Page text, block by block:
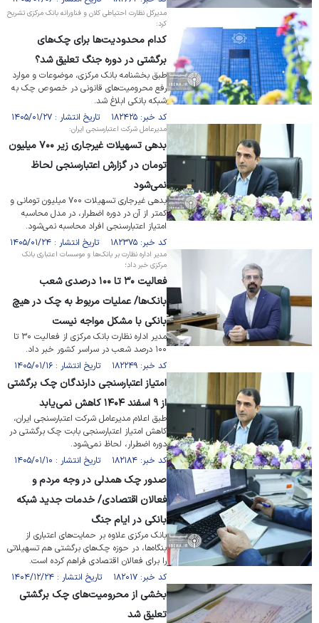
مدیرکل نظارت احتیاطی کلان و فناورانه بانک مرکزی تشریح
کرد:
کدام محدودیت‌ها برای چک‌های
برگشتی در دوره جنگ تعلیق شد؟
طبق بخشنامه بانک مرکزی، موضوعات و موارد
رفع محرومیت‌های قانونی در خصوص چک به
شبکه بانکی ابلاغ شد.
کد خبر: ۱۸۲۴۲۵ تاریخ انتشار : ۱۴۰۵/۰۱/۲۷
مدیرعامل شرکت اعتبارسنجی ایران:
بدهی تسهیلات غیرجاری زیر ۷۰۰ میلیون
تومان در گزارش اعتبارسنجی لحاظ
نمی‌شود
بدهی غیرجاری تسهیلات ۷۰۰ میلیون تومانی و
کمتر از آن در دوره اضطرار، در مدل محاسبه
امتیاز اعتبارسنجی افراد محاسبه نمی‌شود.
کد خبر: ۱۸۲۳۷۵ تاریخ انتشار : ۱۴۰۵/۰۱/۲۴
مدیر اداره نظارت بر بانک‌ها و موسسات اعتباری بانک
مرکزی خبر داد؛
فعالیت ۳۰ تا ۱۰۰ درصدی شعب
بانک‌ها/ عملیات مربوط به چک در هیچ
بانکی با مشکل مواجه نیست
مدیر اداره نظارت بانک مرکزی از فعالیت ۳۰ تا
۱۰۰ درصد شعب در سراسر کشور خبر داد.
کد خبر: ۱۸۲۲۴۹ تاریخ انتشار : ۱۴۰۵/۰۱/۱۶
امتیاز اعتبارسنجی دارندگان چک برگشتی
از ۹ اسفند ۱۴۰۴ کاهش نمی‌یابد
طبق اعلام مدیرعامل شرکت اعتبارسنجی ایران،
کاهش امتیاز اعتبارسنجی بابت چک برگشتی در
دوره اضطرار، لحاظ نمی‌شود.
کد خبر: ۱۸۲۱۸۴ تاریخ انتشار : ۱۴۰۵/۰۱/۱۰
صدور چک همدلی در وجه مردم و
فعالان اقتصادی/ خدمات جدید شبکه
بانکی در ایام جنگ
بانک مرکزی علاوه بر حمایت‌های اعتباری از
بنگاه‌ها، در حوزه چک‌های برگشتی هم تسهیلاتی
را برای فعالان اقتصادی فراهم کرده است.
کد خبر: ۱۸۲۰۱۷ تاریخ انتشار : ۱۴۰۴/۱۲/۲۴
بخشی از محرومیت‌های چک برگشتی
تعلیق شد